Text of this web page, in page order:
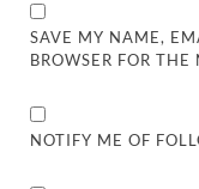
SAVE MY NAME,
BROWSER FOR
NOTIFY ME OF